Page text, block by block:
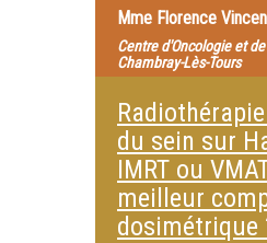
Mme Florence
Centre d'Oncologie et
Chambray-Lès-Tours
Clinique Mutualiste de
du sein sur
IMRT ou
meilleur
dosimétrique